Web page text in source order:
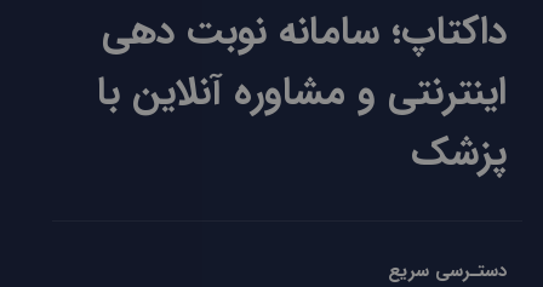
داکتاپ؛ سامانه نوبت دهی
اینترنتی و مشاوره آنلاین با
پزشک
دستـرسی سریع